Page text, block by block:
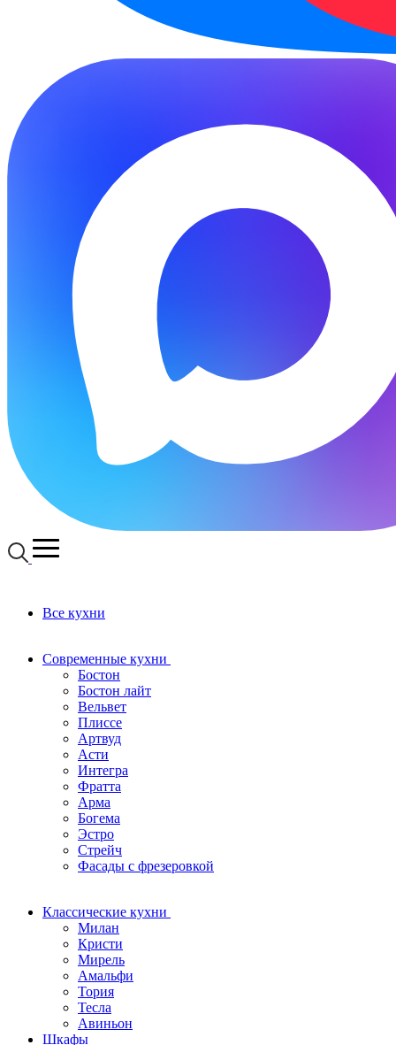
Все кухни
Современные кухни
Бостон
Бостон лайт
Вельвет
Плиссе
Артвуд
Асти
Интегра
Фратта
Арма
Богема
Эстро
Стрейч
Фасады с фрезеровкой
Классические кухни
Милан
Кристи
Мирель
Амальфи
Тория
Тесла
Авиньон
Шкафы